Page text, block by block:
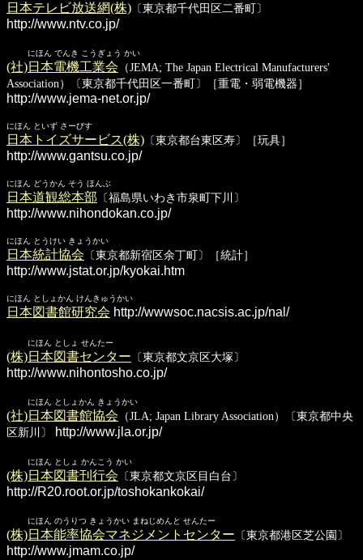
日本テレビ放送網(株) 〔東京都千代田区二番町〕
http://www.ntv.co.jp/
にほん でんき こうぎょう かい
(社)日本電機工業会 （JEMA; The Japan Electrical Manufacturers'
Association）〔東京都千代田区一番町〕［重電・弱電機器］
http://www.jema-net.or.jp/
にほん といず さーびす
日本トイズサービス(株) 〔東京都台東区寿〕［玩具］
http://www.gantsu.co.jp/
にほん どうかん そう ほんぶ
日本道観総本部 〔福島県いわき市泉町下川〕
http://www.nihondokan.co.jp/
にほん とうけい きょうかい
日本統計協会 〔東京都新宿区余丁町〕［統計］
http://www.jstat.or.jp/kyokai.htm
にほん としょかん けんきゅうかい
日本図書館研究会 http://wwwsoc.nacsis.ac.jp/nal/
にほん としょ せんたー
(株)日本図書センター 〔東京都文京区大塚〕
http://www.nihontosho.co.jp/
にほん としょかん きょうかい
(社)日本図書館協会 （JLA; Japan Library Association）〔東京都中央
区新川〕
http://www.jla.or.jp/
にほん としょ かんこう かい
(株)日本図書刊行会 〔東京都文京区目白台〕
http://R20.root.or.jp/toshokankokai/
にほん のうりつ きょうかい まねじめんと せんたー
(株)日本能率協会マネジメントセンター 〔東京都港区芝公園〕
http://www.jmam.co.jp/